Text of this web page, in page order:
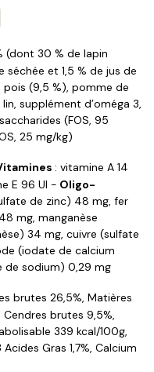
(dont 30 % de lapin
et 1,5 % de jus de
(9,5 %), pomme de
supplément d’oméga 3,
(FOS, 95
25 mg/kg)
: vitamine A 14
E 96 UI - Oligo-
de zinc) 48 mg, fer
mg, manganèse
34 mg, cuivre (sulfate
(iodate de calcium
de sodium) 0,29 mg
brutes 26,5%, Matières
Cendres brutes 9,5%,
339 kcal/100g,
Gras 1,7%, Calcium